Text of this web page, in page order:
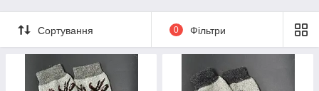
Сортування 0 Фільтри